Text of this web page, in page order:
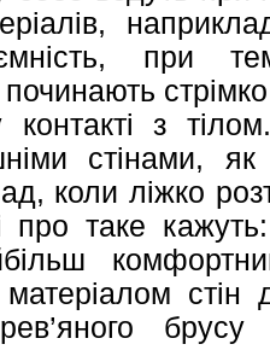
при
з
стінами,
коли ліжко
про таке
матеріалом